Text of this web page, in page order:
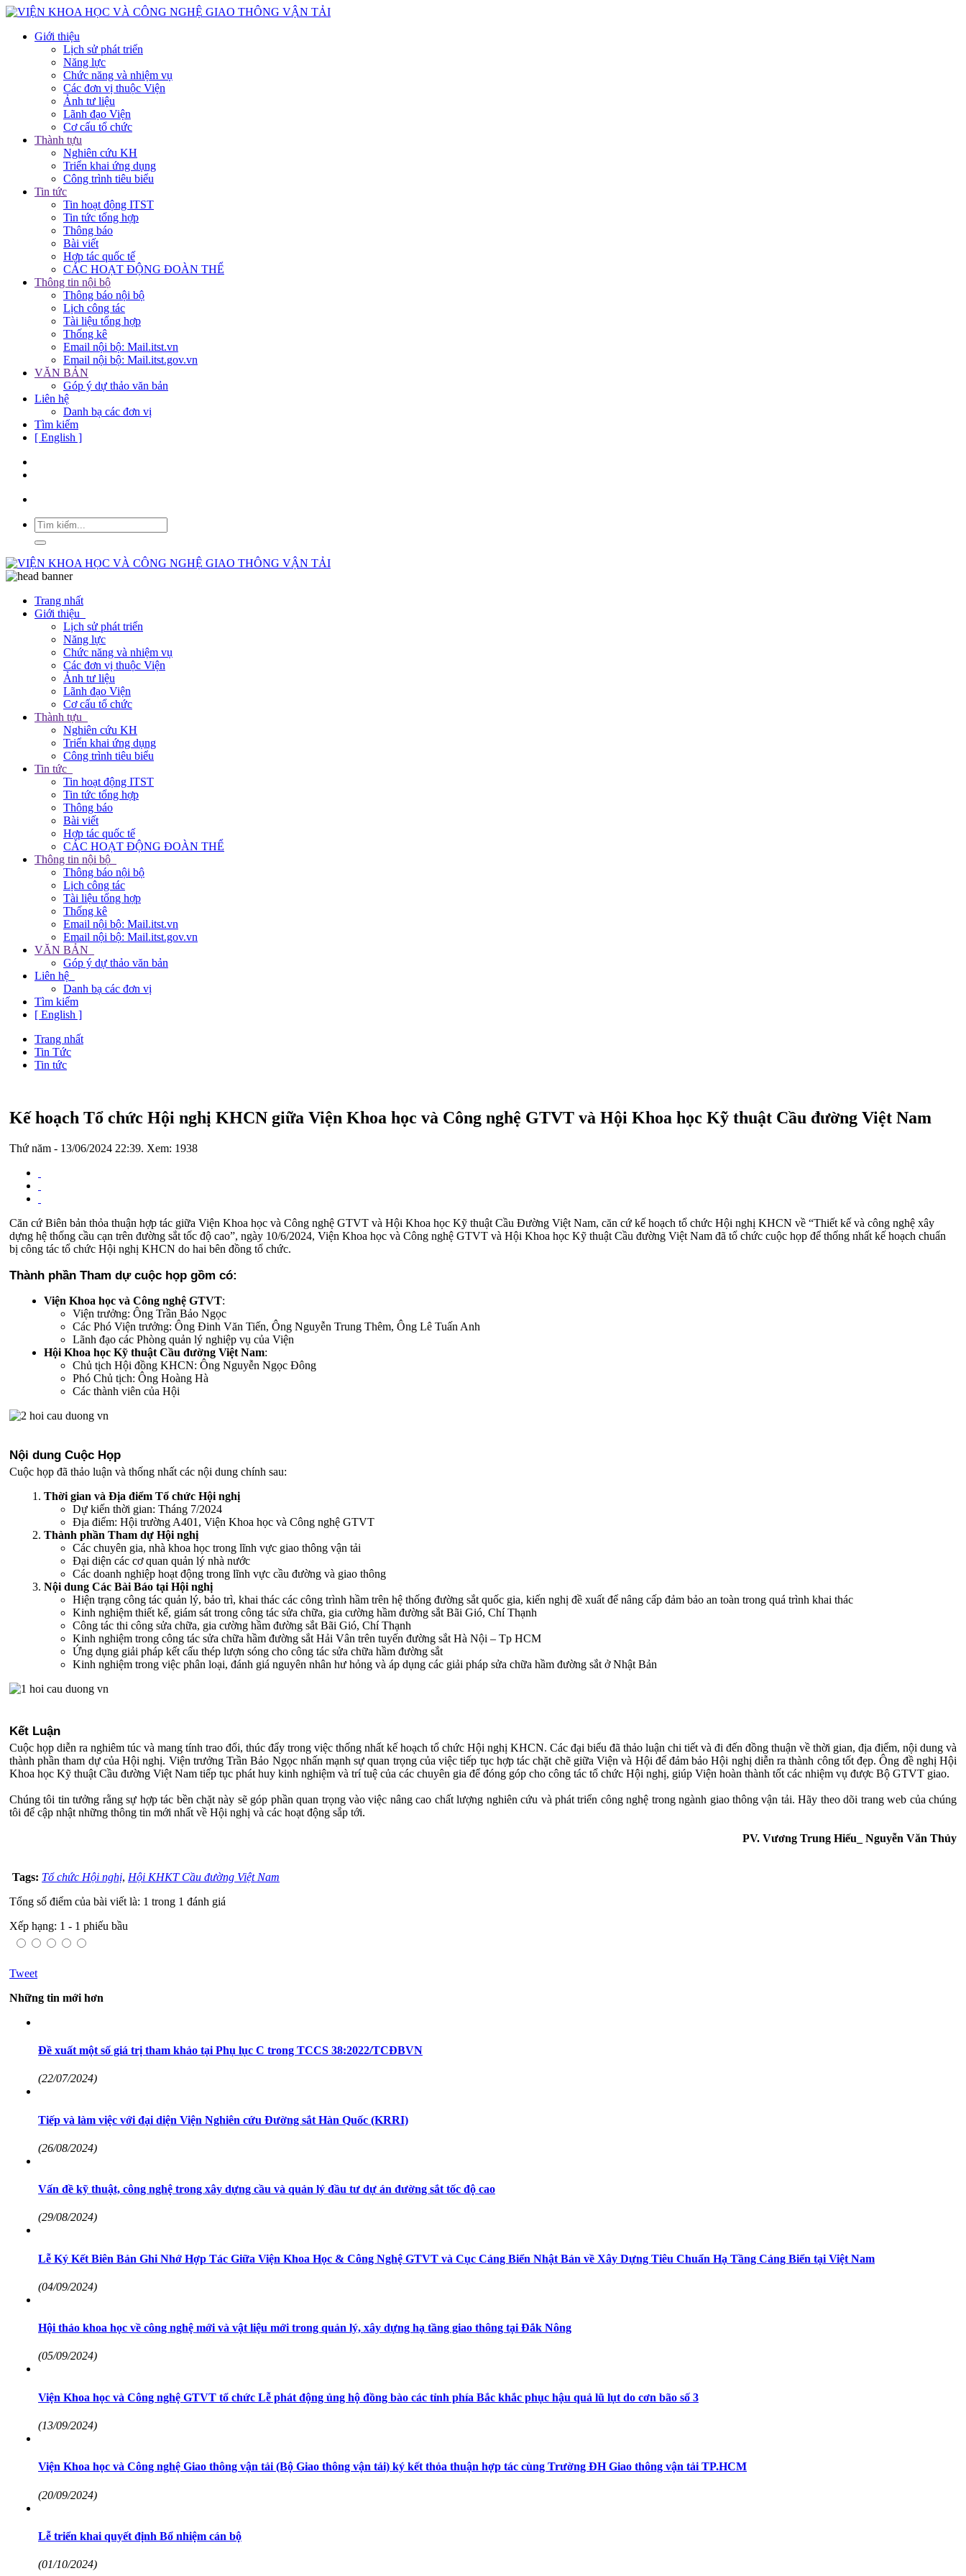
Giới thiệu
Lịch sử phát triển
Năng lực
Chức năng và nhiệm vụ
Các đơn vị thuộc Viện
Ảnh tư liệu
Lãnh đạo Viện
Cơ cấu tổ chức
Thành tựu
Nghiên cứu KH
Triển khai ứng dụng
Công trình tiêu biểu
Tin tức
Tin hoạt động ITST
Tin tức tổng hợp
Thông báo
Bài viết
Hợp tác quốc tế
CÁC HOẠT ĐỘNG ĐOÀN THỂ
Thông tin nội bộ
Thông báo nội bộ
Lịch công tác
Tài liệu tổng hợp
Thống kê
Email nội bộ: Mail.itst.vn
Email nội bộ: Mail.itst.gov.vn
VĂN BẢN
Góp ý dự thảo văn bản
Liên hệ
Danh bạ các đơn vị
Tìm kiếm
[ English ]
Trang nhất
Giới thiệu
Lịch sử phát triển
Năng lực
Chức năng và nhiệm vụ
Các đơn vị thuộc Viện
Ảnh tư liệu
Lãnh đạo Viện
Cơ cấu tổ chức
Thành tựu
Nghiên cứu KH
Triển khai ứng dụng
Công trình tiêu biểu
Tin tức
Tin hoạt động ITST
Tin tức tổng hợp
Thông báo
Bài viết
Hợp tác quốc tế
CÁC HOẠT ĐỘNG ĐOÀN THỂ
Thông tin nội bộ
Thông báo nội bộ
Lịch công tác
Tài liệu tổng hợp
Thống kê
Email nội bộ: Mail.itst.vn
Email nội bộ: Mail.itst.gov.vn
VĂN BẢN
Góp ý dự thảo văn bản
Liên hệ
Danh bạ các đơn vị
Tìm kiếm
[ English ]
Trang nhất
Tin Tức
Tin tức
Kế hoạch Tổ chức Hội nghị KHCN giữa Viện Khoa học và Công nghệ GTVT và Hội Khoa học Kỹ thuật Cầu đường Việt Nam
Thứ năm - 13/06/2024 22:39. Xem: 1938
Căn cứ Biên bản thỏa thuận hợp tác giữa Viện Khoa học và Công nghệ GTVT và Hội Khoa học Kỹ thuật Cầu Đường Việt Nam, căn cứ kế hoạch tổ chức Hội nghị KHCN về “Thiết kế và công nghệ xây
dựng hệ thống cầu cạn trên đường sắt tốc độ cao”, ngày 10/6/2024, Viện Khoa học và Công nghệ GTVT và Hội Khoa học Kỹ thuật Cầu đường Việt Nam đã tổ chức cuộc họp để thống nhất kế hoạch chuẩn
bị công tác tổ chức Hội nghị KHCN do hai bên đồng tổ chức.
Thành phần Tham dự cuộc họp gồm có:
Viện Khoa học và Công nghệ GTVT:
Viện trưởng: Ông Trần Bảo Ngọc
Các Phó Viện trưởng: Ông Đinh Văn Tiến, Ông Nguyễn Trung Thêm, Ông Lê Tuấn Anh
Lãnh đạo các Phòng quản lý nghiệp vụ của Viện
Hội Khoa học Kỹ thuật Cầu đường Việt Nam:
Chủ tịch Hội đồng KHCN: Ông Nguyễn Ngọc Đông
Phó Chủ tịch: Ông Hoàng Hà
Các thành viên của Hội
Nội dung Cuộc Họp
Cuộc họp đã thảo luận và thống nhất các nội dung chính sau:
Thời gian và Địa điểm Tổ chức Hội nghị
Dự kiến thời gian: Tháng 7/2024
Địa điểm: Hội trường A401, Viện Khoa học và Công nghệ GTVT
Thành phần Tham dự Hội nghị
Các chuyên gia, nhà khoa học trong lĩnh vực giao thông vận tải
Đại diện các cơ quan quản lý nhà nước
Các doanh nghiệp hoạt động trong lĩnh vực cầu đường và giao thông
Nội dung Các Bài Báo tại Hội nghị
Hiện trạng công tác quản lý, bảo trì, khai thác các công trình hầm trên hệ thống đường sắt quốc gia, kiến nghị đề xuất để nâng cấp đảm bảo an toàn trong quá trình khai thác
Kinh nghiệm thiết kế, giám sát trong công tác sửa chữa, gia cường hầm đường sắt Bãi Gió, Chí Thạnh
Công tác thi công sửa chữa, gia cường hầm đường sắt Bãi Gió, Chí Thạnh
Kinh nghiệm trong công tác sửa chữa hầm đường sắt Hải Vân trên tuyến đường sắt Hà Nội – Tp HCM
Ứng dụng giải pháp kết cấu thép lượn sóng cho công tác sửa chữa hầm đường sắt
Kinh nghiệm trong việc phân loại, đánh giá nguyên nhân hư hỏng và áp dụng các giải pháp sửa chữa hầm đường sắt ở Nhật Bản
Kết Luận
Cuộc họp diễn ra nghiêm túc và mang tính trao đổi, thúc đẩy trong việc thống nhất kế hoạch tổ chức Hội nghị KHCN. Các đại biểu đã thảo luận chi tiết và đi đến đồng thuận về thời gian, địa điểm, nội dung và
thành phần tham dự của Hội nghị. Viện trưởng Trần Bảo Ngọc nhấn mạnh sự quan trọng của việc tiếp tục hợp tác chặt chẽ giữa Viện và Hội để đảm bảo Hội nghị diễn ra thành công tốt đẹp. Ông đề nghị Hội
Khoa học Kỹ thuật Cầu đường Việt Nam tiếp tục phát huy kinh nghiệm và trí tuệ của các chuyên gia để đóng góp cho công tác tổ chức Hội nghị, giúp Viện hoàn thành tốt các nhiệm vụ được Bộ GTVT giao.
Chúng tôi tin tưởng rằng sự hợp tác bền chặt này sẽ góp phần quan trọng vào việc nâng cao chất lượng nghiên cứu và phát triển công nghệ trong ngành giao thông vận tải. Hãy theo dõi trang web của chúng
tôi để cập nhật những thông tin mới nhất về Hội nghị và các hoạt động sắp tới.
PV. Vương Trung Hiếu_ Nguyễn Văn Thủy
Tags: Tổ chức Hội nghị, Hội KHKT Cầu đường Việt Nam
Tổng số điểm của bài viết là: 1 trong 1 đánh giá
Xếp hạng: 1 - 1 phiếu bầu
Tweet
Những tin mới hơn
Đề xuất một số giá trị tham khảo tại Phụ lục C trong TCCS 38:2022/TCĐBVN
(22/07/2024)
Tiếp và làm việc với đại diện Viện Nghiên cứu Đường sắt Hàn Quốc (KRRI)
(26/08/2024)
Vấn đề kỹ thuật, công nghệ trong xây dựng cầu và quản lý đầu tư dự án đường sắt tốc độ cao
(29/08/2024)
Lễ Ký Kết Biên Bản Ghi Nhớ Hợp Tác Giữa Viện Khoa Học & Công Nghệ GTVT và Cục Cảng Biển Nhật Bản về Xây Dựng Tiêu Chuẩn Hạ Tầng Cảng Biển tại Việt Nam
(04/09/2024)
Hội thảo khoa học về công nghệ mới và vật liệu mới trong quản lý, xây dựng hạ tầng giao thông tại Đắk Nông
(05/09/2024)
Viện Khoa học và Công nghệ GTVT tổ chức Lễ phát động ủng hộ đồng bào các tỉnh phía Bắc khắc phục hậu quả lũ lụt do cơn bão số 3
(13/09/2024)
Viện Khoa học và Công nghệ Giao thông vận tải (Bộ Giao thông vận tải) ký kết thỏa thuận hợp tác cùng Trường ĐH Giao thông vận tải TP.HCM
(20/09/2024)
Lễ triển khai quyết định Bổ nhiệm cán bộ
(01/10/2024)